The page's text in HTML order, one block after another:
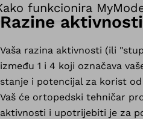
funkcionira
Razine aktivnosti
Vaša razina aktivnosti (ili
između 1 i 4 koji označava
stanje i potencijal za korist
Vaš će ortopedski tehničar
aktivnosti i upotrijebiti je za